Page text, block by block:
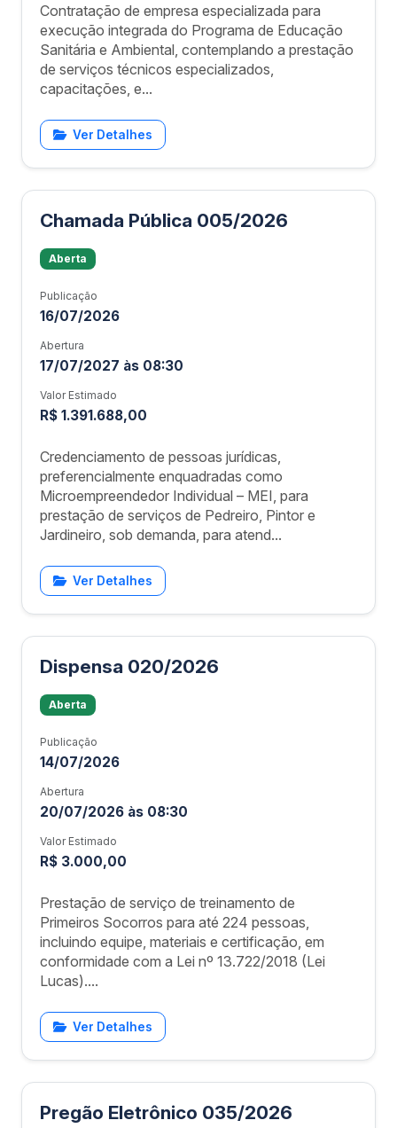
Contratação de empresa especializada para
execução integrada do Programa de Educação
Sanitária e Ambiental, contemplando a prestação
de serviços técnicos especializados,
capacitações, e...
Ver Detalhes
Chamada Pública 005/2026
Aberta
Publicação
16/07/2026
Abertura
17/07/2027 às 08:30
Valor Estimado
R$ 1.391.688,00
Credenciamento de pessoas jurídicas,
preferencialmente enquadradas como
Microempreendedor Individual – MEI, para
prestação de serviços de Pedreiro, Pintor e
Jardineiro, sob demanda, para atend...
Ver Detalhes
Dispensa 020/2026
Aberta
Publicação
14/07/2026
Abertura
20/07/2026 às 08:30
Valor Estimado
R$ 3.000,00
Prestação de serviço de treinamento de
Primeiros Socorros para até 224 pessoas,
incluindo equipe, materiais e certificação, em
conformidade com a Lei nº 13.722/2018 (Lei
Lucas)....
Ver Detalhes
Pregão Eletrônico 035/2026